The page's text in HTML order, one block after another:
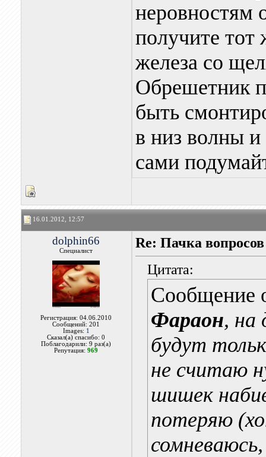
неровностям
получите
железа со
Обрешетник
быть
в низ волны и
сами
16.01.2012, 12:57
dolphin66
Специалист
Регистрация: 04.06.2010
Сообщений: 201
Images: 1
Сказал(а) спасибо: 0
Поблагодарили: 9 раз(а)
Репутация:969
Re: Пачка
Цитата:
Сообщение
Фараон, на
будут
не считаю
шишек
потеряю